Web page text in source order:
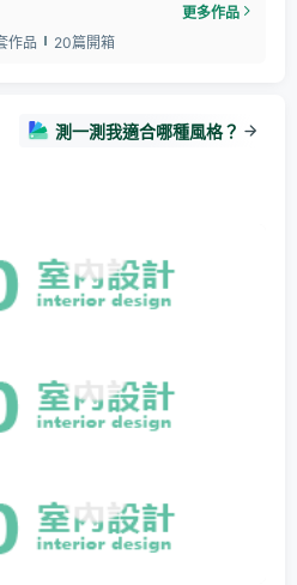
更多作品
作品 20篇開箱
測一測我適合哪種風格？